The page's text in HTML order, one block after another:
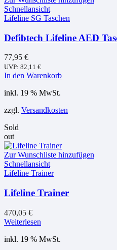
Schnellansicht
Lifeline SG Taschen
Defibtech Lifeline AED
77,95 €
UVP: 82,11 €
In den Warenkorb
inkl. 19 % MwSt.
zzgl. Versandkosten
Sold
out
Zur Wunschliste hinzufügen
Schnellansicht
Lifeline Trainer
Lifeline Trainer
470,05 €
Weiterlesen
inkl. 19 % MwSt.